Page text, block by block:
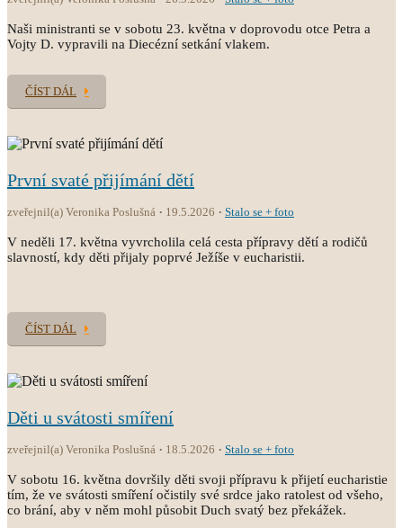
Naši ministranti se v sobotu 23. května v doprovodu otce Petra a
Vojty D. vypravili na Diecézní setkání vlakem.
ČÍST DÁL
První svaté přijímání dětí
zveřejnil(a) Veronika Poslušná 19.5.2026 Stalo se + foto
V neděli 17. května vyvrcholila celá cesta přípravy dětí a rodičů
slavností, kdy děti přijaly poprvé Ježíše v eucharistii.
ČÍST DÁL
Děti u svátosti smíření
zveřejnil(a) Veronika Poslušná 18.5.2026 Stalo se + foto
V sobotu 16. května dovršily děti svoji přípravu k přijetí eucharistie
tím, že ve svátosti smíření očistily své srdce jako ratolest od všeho,
co brání, aby v něm mohl působit Duch svatý bez překážek.